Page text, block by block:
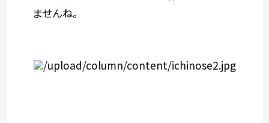
ませんね。